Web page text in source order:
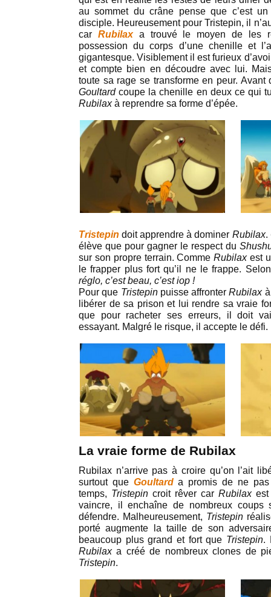
au sommet du crâne pense que c’est
disciple. Heureusement pour Tristepin, il
car Rubilax a trouvé le moyen de les
possession du corps d’une chenille et
gigantesque. Visiblement il est furieux
et compte bien en découdre avec lui.
toute sa rage se transforme en peur. Avant
Goultardcoupe la chenille en deux ce qui
Rubilaxà reprendre sa forme d’épée.
Tristepindoit apprendre à dominer Rubilax.
élève que pour gagner le respect du
sur son propre terrain. CommeRubilaxest
le frapper plus fort qu’il ne le frappe.
réglo, c’est beau, c’est iop !
Pour que Tristepin puisse affronterRubilax
libérer de sa prison et lui rendre sa vraie
que pour racheter ses erreurs, il doit
essayant. Malgré le risque, il accepte le défi.
La vraie forme de Rubilax
Rubilax n’arrive pas à croire qu’on l’ait
surtout que Goultarda promis de ne pas
temps, Tristepin croit rêver car Rubilax
vaincre, il enchaîne de nombreux coups
défendre. Malheureusement, Tristepin
porté augmente la taille de son
beaucoup plus grand et fort que Tristepin.
Rubilaxa créé de nombreux clones de
Tristepin.